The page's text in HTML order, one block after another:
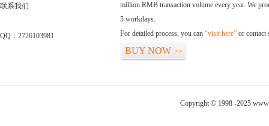
联系我们
QQ：2726103981
million RMB transaction volume every year. We
5 workdays.
For detailed process, you can “visit here” or contact
BUY NOW >>
Copyright © 1998 -2025